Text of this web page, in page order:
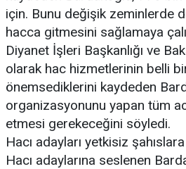
için. Bunu değişik zeminlerde
hacca gitmesini sağlamaya
Diyanet İşleri Başkanlığı ve
olarak hac hizmetlerinin belli
önemsediklerini kaydeden
organizasyonunu yapan tüm
etmesi gerekeceğini söyledi.
Hacı adayları yetkisiz
Hacı adaylarına seslenen